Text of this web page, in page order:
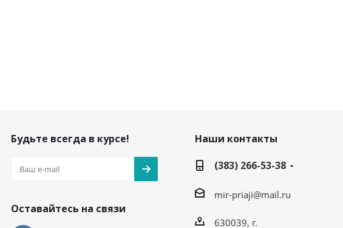
Будьте всегда в курсе!
Оставайтесь на связи
Наши контакты
(383) 266-53-38
mir-priaji@mail.ru
630039, г.